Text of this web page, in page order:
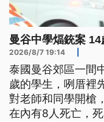
曼谷中學煏銃案
2026/8/7 19:14
泰國曼谷郊區一間
歲的學生，咧厝裡
對老師和同學開槍
在內有8人死亡，